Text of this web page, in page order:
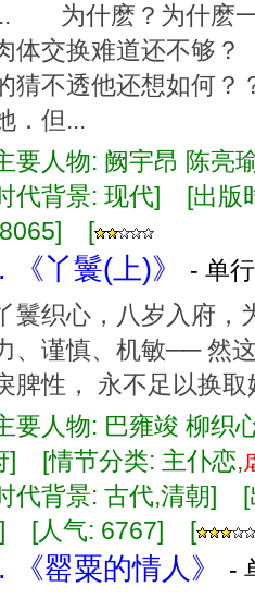
为什麽？为什
体交换难道还不
猜不透他还想如何
．但...
要人物: 阙宇昂 陈
代背景: 现代] [出
[
《丫鬟(上)》
- 单
鬟织心，八岁入府，
、谨慎、机敏── 然
脾性， 永不足以换
要人物: 巴雍竣 柳织
] [情节分类: 主仆恋,
代背景: 古代,清朝]
[人气: 6767] [
《罂粟的情人》
-